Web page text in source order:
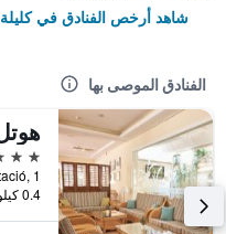
شاهد أرخص الفنادق في كليلة
الفنادق الموصى بها
4 نجوم
0.4 كيلومتر عن وسط المدينة